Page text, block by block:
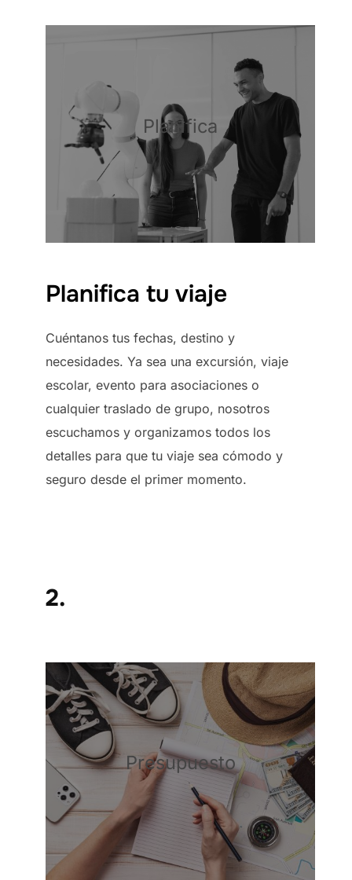
Planifica
Planifica tu viaje
Cuéntanos tus fechas, destino y
necesidades. Ya sea una excursión, viaje
escolar, evento para asociaciones o
cualquier traslado de grupo, nosotros
escuchamos y organizamos todos los
detalles para que tu viaje sea cómodo y
seguro desde el primer momento.
2.
Presupuesto